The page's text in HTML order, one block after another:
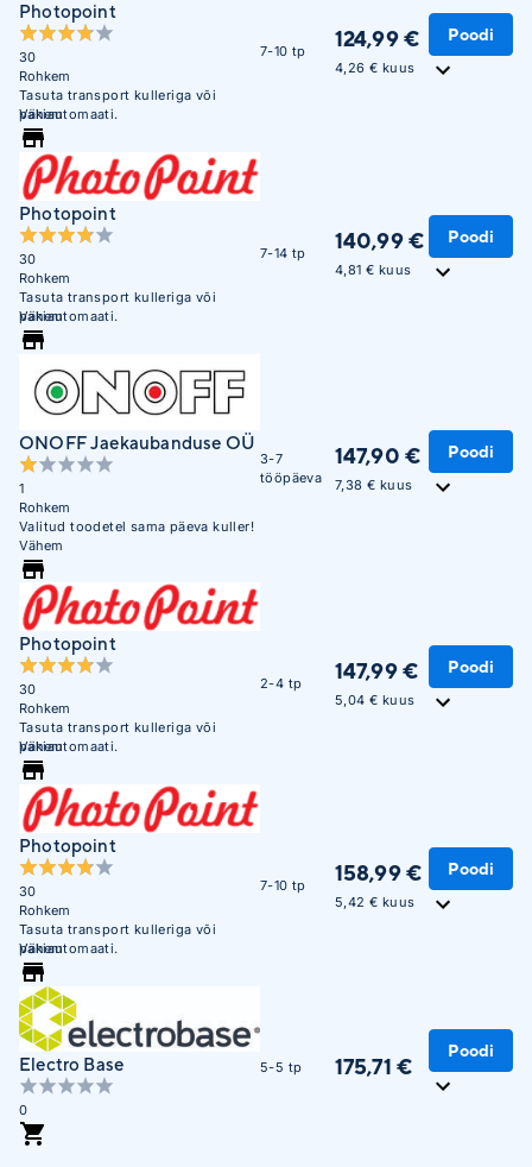
Photopoint
30
Rohkem
Tasuta transport kulleriga või
pakiautomaati.
Vähem
7-10 tp 124,99 €
4,26 € kuus
Poodi
Photopoint
30
Rohkem
Tasuta transport kulleriga või
pakiautomaati.
Vähem
7-14 tp 140,99 €
4,81 € kuus
Poodi
ONOFF Jaekaubanduse OÜ
1
Rohkem
Valitud toodetel sama päeva kuller!
Vähem
3-7
tööpäeva
147,90 €
7,38 € kuus
Poodi
Photopoint
30
Rohkem
Tasuta transport kulleriga või
pakiautomaati.
Vähem
2-4 tp 147,99 €
5,04 € kuus
Poodi
Photopoint
30
Rohkem
Tasuta transport kulleriga või
pakiautomaati.
Vähem
7-10 tp 158,99 €
5,42 € kuus
Poodi
Electro Base
0
5-5 tp 175,71 €
Poodi